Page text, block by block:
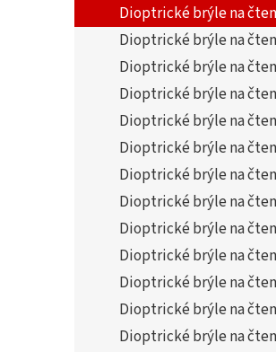
e
l
Dioptrické brýle na
Dioptrické brýle na
Dioptrické brýle na
Dioptrické brýle na
Dioptrické brýle na
Dioptrické brýle na
Dioptrické brýle na
Dioptrické brýle na
Dioptrické brýle na
Dioptrické brýle na
Dioptrické brýle na
Dioptrické brýle na
Dioptrické brýle na